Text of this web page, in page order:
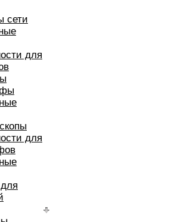
сети
для
для